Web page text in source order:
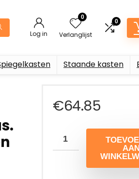
Log in
0
Verlanglijst
0
Staande kasten
€64.85